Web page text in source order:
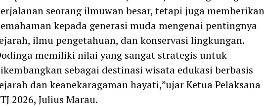
seorang ilmuwan besar, tetapi juga memberikan
kepada generasi muda mengenai pentingnya
ilmu pengetahuan, dan konservasi lingkungan.
memiliki nilai yang sangat strategis untuk
sebagai destinasi wisata edukasi berbasis
dan keanekaragaman hayati,”ujar Ketua Pelaksana
2026, Julius Marau.